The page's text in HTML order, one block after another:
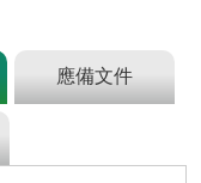
應備文件